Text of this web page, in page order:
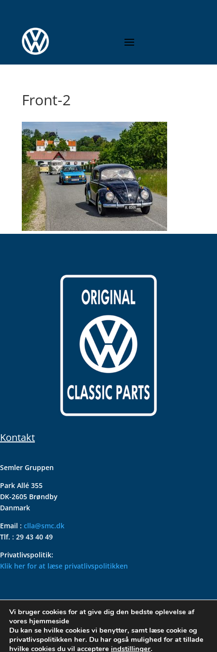
Front-2
Kontakt
Semler Gruppen
Park Allé 355
DK-2605 Brøndby
Danmark
Email : clla@smc.dk
Tlf. : 29 43 40 49
Privatlivspolitik:
Klik her for at læse privatlivspolitikken
VOLKSWAGEN CLASSIC
PARTS – HOLDER DIN
KLASSISKE VOLKSWAGEN I
TOPFORM
Vi bruger cookies for at give dig den bedste oplevelse af
vores hjemmeside
Du kan se hvilke cookies vi benytter, samt læse cookie og
privatlivspolitikken her. Du har også mulighed for at tillade
hvilke cookies du vil acceptere indstillinger.